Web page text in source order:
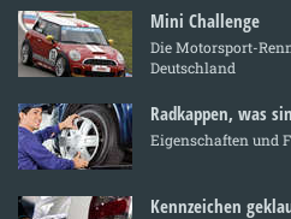
Mini Challenge
Die Motorsport-
Deutschland
Radkappen, was
Eigenschaften und
Kennzeichen